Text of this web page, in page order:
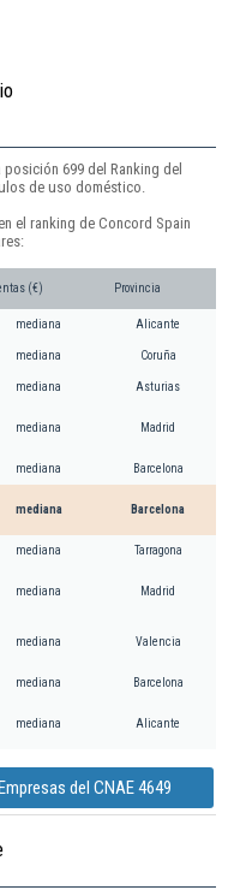
699 del Ranking del
de uso doméstico.
el ranking de Concord Spain
(€) Provincia
mediana Alicante
mediana Coruña
mediana Asturias
mediana Madrid
mediana Barcelona
mediana Barcelona
mediana Tarragona
mediana Madrid
mediana Valencia
mediana Barcelona
mediana Alicante
del CNAE 4649